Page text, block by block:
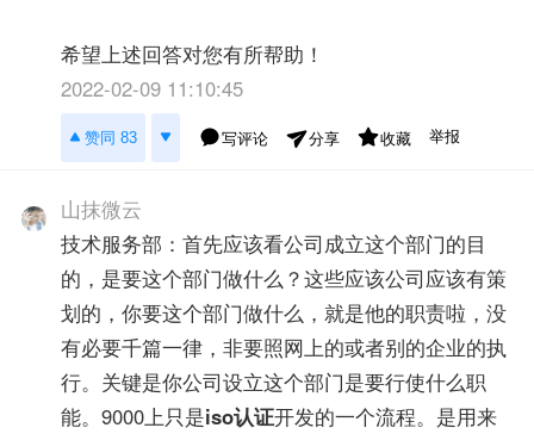
希望上述回答对您有所帮助！
2022-02-09 11:10:45
赞同 83 写评论 分享 收藏 举报
山抹微云
技术服务部：首先应该看公司成立这个部门的目
的，是要这个部门做什么？这些应该公司应该有策
划的，你要这个部门做什么，就是他的职责啦，没
有必要千篇一律，非要照网上的或者别的企业的执
行。关键是你公司设立这个部门是要行使什么职
能。9000上只是iso认证开发的一个流程。是用来